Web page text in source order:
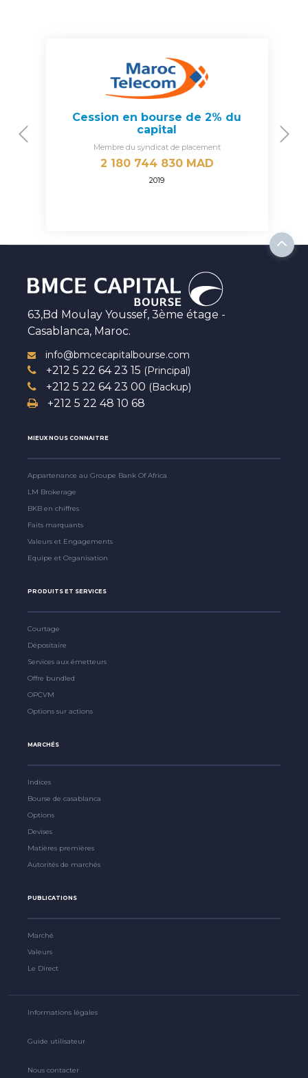
Cession en bourse de 2% du
capital
Membre du syndicat de placement
2 180 744 830 MAD
2019
Previous
63,Bd Moulay Youssef, 3ème étage -
Casablanca, Maroc.
info@bmcecapitalbourse.com
+212 5 22 64 23 15 (Principal)
+212 5 22 64 23 00 (Backup)
+212 5 22 48 10 68
MIEUX NOUS CONNAITRE
Appartenance au Groupe Bank Of Africa
LM Brokerage
BKB en chiffres
Faits marquants
Valeurs et Engagements
Equipe et Organisation
PRODUITS ET SERVICES
Courtage
Dépositaire
Services aux émetteurs
Offre bundled
OPCVM
Options sur actions
MARCHÉS
Indices
Bourse de casablanca
Options
Devises
Matières premières
Autorités de marchés
PUBLICATIONS
Marché
Valeurs
Le Direct
Informations légales
Guide utilisateur
Nous contacter